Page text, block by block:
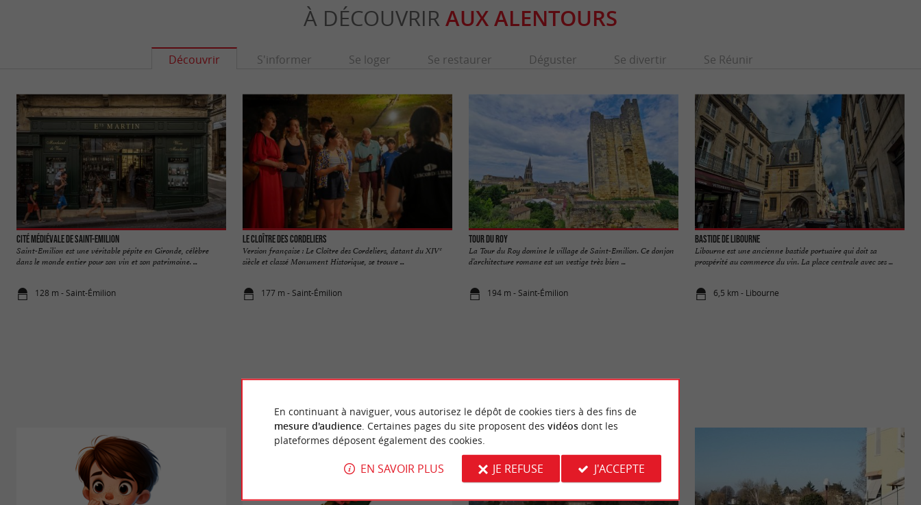
À DÉCOUVRIR AUX ALENTOURS
Découvrir S'informer Se loger Se restaurer Déguster Se divertir Se Réunir
Cité médiévale de Saint-Emilion
Saint-Emilion est une véritable pépite en Gironde, célèbre
dans le monde entier pour son vin et son patrimoine. ...
128 m - Saint-Émilion
Le Cloître des Cordeliers
Version française : Le Cloître des Cordeliers, datant du XIVᵉ
siècle et classé Monument Historique, se trouve ...
177 m - Saint-Émilion
Tour du Roy
La Tour du Roy domine le village de Saint-Emilion. Ce donjon
d’architecture romane est un vestige très bien ...
194 m - Saint-Émilion
Bastide de Libourne
Libourne est une ancienne bastide portuaire qui doit sa
prospérité au commerce du vin. La place centrale avec ses ...
6,5 km - Libourne
En continuant à naviguer, vous autorisez le dépôt de cookies tiers à des fins de
mesure d'audience. Certaines pages du site proposent des vidéosdont les
plateformes déposent également des cookies.
EN SAVOIR PLUS JE REFUSE J'ACCEPTE